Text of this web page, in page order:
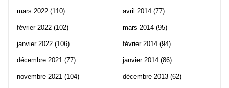
mars 2022 (110)
février 2022 (102)
janvier 2022 (106)
décembre 2021 (77)
novembre 2021 (104)
avril 2014 (77)
mars 2014 (95)
février 2014 (94)
janvier 2014 (86)
décembre 2013 (62)